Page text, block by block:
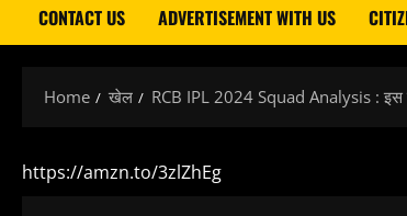
CONTACT US ADVERTISEMENT WITH US
Home खेल RCB IPL 2024 Squad Analysis : इस
https://amzn.to/3zlZhEg